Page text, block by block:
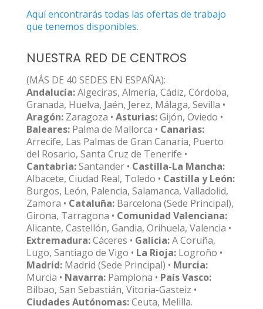
Aquí encontrarás todas las ofertas de trabajo
que tenemos disponibles.
NUESTRA RED DE CENTROS
(MÁS DE 40 SEDES EN ESPAÑA):
Andalucía:Algeciras, Almería, Cádiz, Córdoba,
Granada, Huelva, Jaén, Jerez, Málaga, Sevilla •
Aragón: Zaragoza • Asturias:Gijón, Oviedo •
Baleares: Palma de Mallorca • Canarias:
Arrecife, Las Palmas de Gran Canaria, Puerto
del Rosario, Santa Cruz de Tenerife •
Cantabria:Santander • Castilla-La Mancha:
Albacete, Ciudad Real, Toledo • Castilla y León:
Burgos, León, Palencia, Salamanca, Valladolid,
Zamora • Cataluña: Barcelona (Sede Principal),
Girona, Tarragona • Comunidad Valenciana:
Alicante, Castellón, Gandia, Orihuela, Valencia •
Extremadura:Cáceres • Galicia:A Coruña,
Lugo, Santiago de Vigo • La Rioja: Logroño •
Madrid: Madrid (Sede Principal) • Murcia:
Murcia • Navarra: Pamplona • País Vasco:
Bilbao, San Sebastián, Vitoria-Gasteiz •
Ciudades Autónomas:Ceuta, Melilla.